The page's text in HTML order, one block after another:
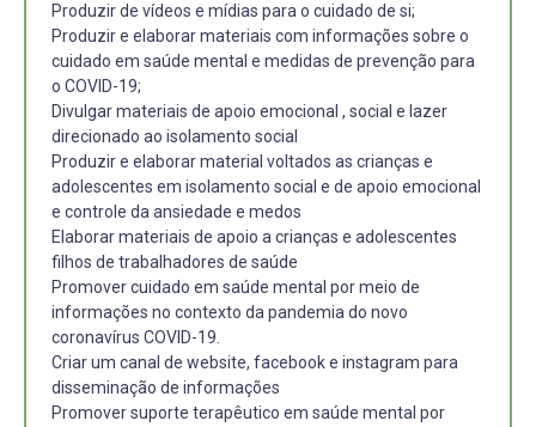
Produzir de vídeos e mídias para o cuidado de si;
Produzir e elaborar materiais com informações sobre o
cuidado em saúde mental e medidas de prevenção para
o COVID-19;
Divulgar materiais de apoio emocional , social e lazer
direcionado ao isolamento social
Produzir e elaborar material voltados as crianças e
adolescentes em isolamento social e de apoio emocional
e controle da ansiedade e medos
Elaborar materiais de apoio a crianças e adolescentes
filhos de trabalhadores de saúde
Promover cuidado em saúde mental por meio de
informações no contexto da pandemia do novo
coronavírus COVID-19.
Criar um canal de website, facebook e instagram para
disseminação de informações
Promover suporte terapêutico em saúde mental por